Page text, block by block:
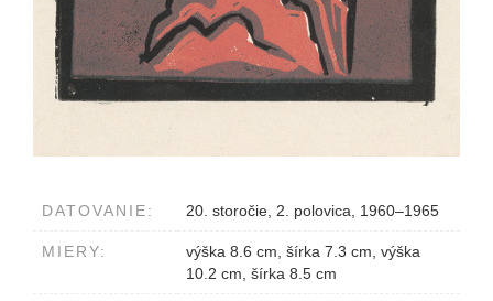
DATOVANIE: 20. storočie, 2. polovica, 1960–1965
MIERY:
výška 8.6 cm, šírka 7.3 cm, výška
10.2 cm, šírka 8.5 cm